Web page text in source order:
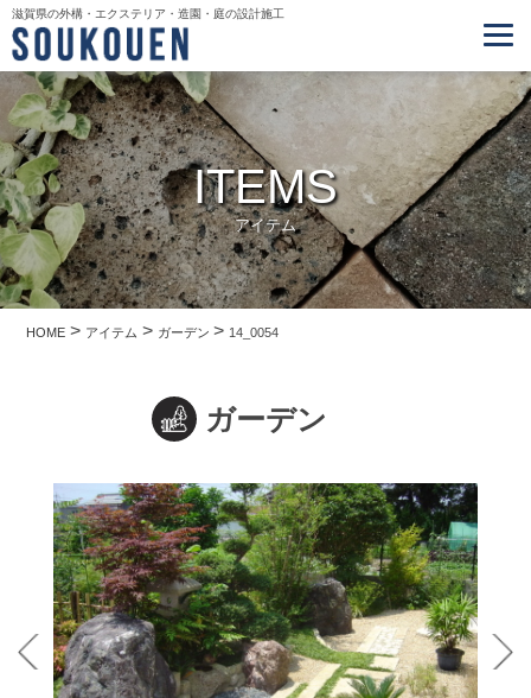
滋賀県の外構・エクステリア・造園・庭の設計施工
ITEMS
アイテム
HOME > アイテム > ガーデン> 14_0054
ガーデン